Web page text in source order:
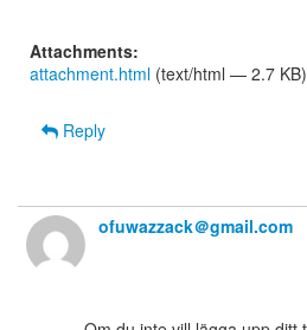
Attachments:
attachment.html (text/html — 2.7 KB)
Reply
ofuwazzack＠gmail.com